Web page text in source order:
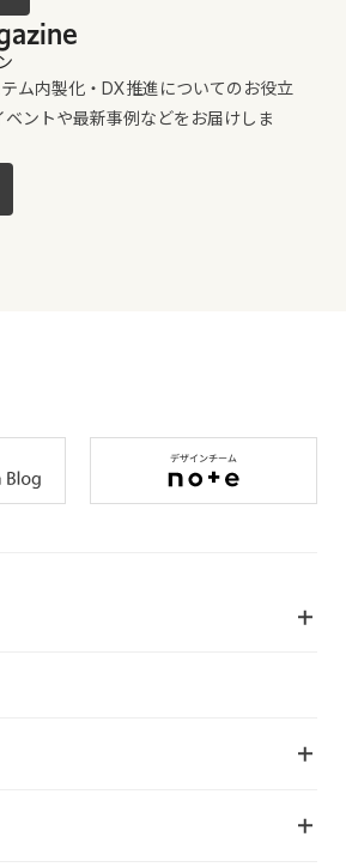
ム内製化・DX推進についてのお役立
ントや最新事例などをお届けしま
構築支援